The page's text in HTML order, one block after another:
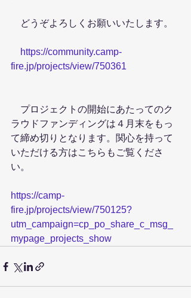
どうぞよろしくお願いいたします。
https://community.camp-
fire.jp/projects/view/750361
プロジェクトの開始にあたってのク
ラウドファンディングは４月末をもっ
て締め切りとなります。関心を持って
いただける方はこちらもご覧くださ
い。
https://camp-
fire.jp/projects/view/750125?
utm_campaign=cp_po_share_c_msg_
mypage_projects_show